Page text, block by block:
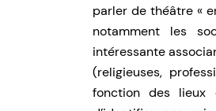
parler de théâtre «
notamment les
intéressante
(religieuses,
fonction des lieux